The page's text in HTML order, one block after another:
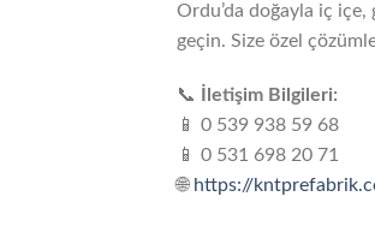
Ordu’da doğayla iç
geçin. Size özel
📞
İletişim Bilgileri:
📱 0 539 938 59 68
📱 0 531 698 20 71
🌐 https://